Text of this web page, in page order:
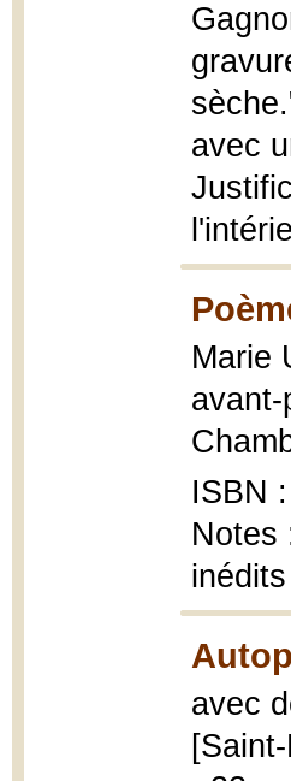
avec
Marie
ISBN
Notes
inédits
avec